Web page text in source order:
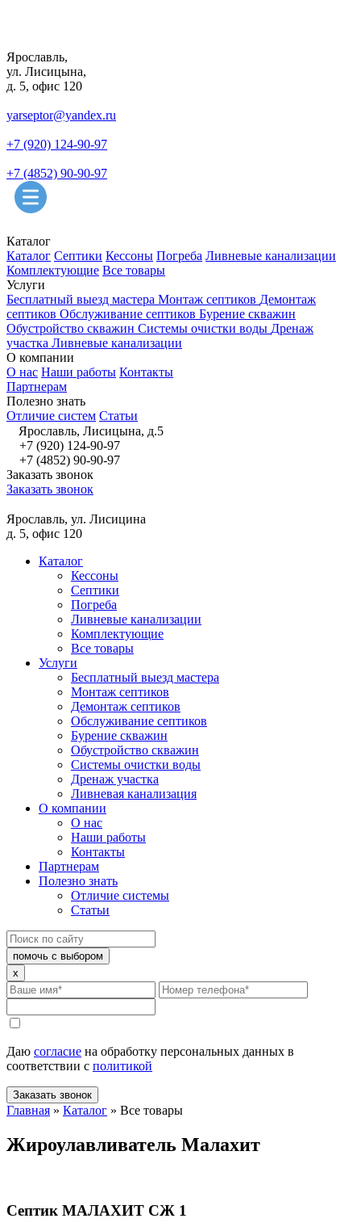
Ярославль,
ул. Лисицына,
д. 5, офис 120
yarseptor@yandex.ru
+7 (920) 124-90-97
+7 (4852) 90-90-97
Каталог
Каталог Септики Кессоны Погреба Ливневые канализации
Комплектующие Все товары
Услуги
Бесплатный выезд мастера Монтаж септиков Демонтаж
септиков Обслуживание септиков Бурение скважин
Обустройство скважин Системы очистки воды Дренаж
участка Ливневые канализации
О компании
О нас Наши работы Контакты
Партнерам
Полезно знать
Отличие систем Статьи
Ярославль, Лисицына, д.5
+7 (920) 124-90-97
+7 (4852) 90-90-97
Заказать звонок
Заказать звонок
Ярославль, ул. Лисицина
д. 5, офис 120
Каталог
Кессоны
Септики
Погреба
Ливневые канализации
Комплектующие
Все товары
Услуги
Бесплатный выезд мастера
Монтаж септиков
Демонтаж септиков
Обслуживание септиков
Бурение скважин
Обустройство скважин
Системы очистки воды
Дренаж участка
Ливневая канализация
О компании
О нас
Наши работы
Контакты
Партнерам
Полезно знать
Отличие системы
Статьи
помочь с выбором
x
Даю согласие на обработку персональных данных в
соответствии с политикой
Заказать звонок
Главная » Каталог » Все товары
Жироулавливатель Малахит
Септик МАЛАХИТ СЖ 1